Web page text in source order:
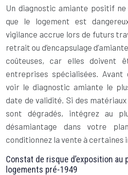
Un diagnostic amiante positif
que le logement est
vigilance accrue lors de futurs
retrait ou d’encapsulage
coûteuses, car elles doivent
entreprises spécialisées. Avant
voir le diagnostic amiante le
date de validité. Si des
sont dégradés, intégrez au
désamiantage dans votre
conditionnez la vente à certaines
Constat de risque d’exposition au
logements pré-1949